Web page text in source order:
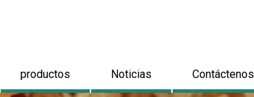
productos Noticias Contáctenos